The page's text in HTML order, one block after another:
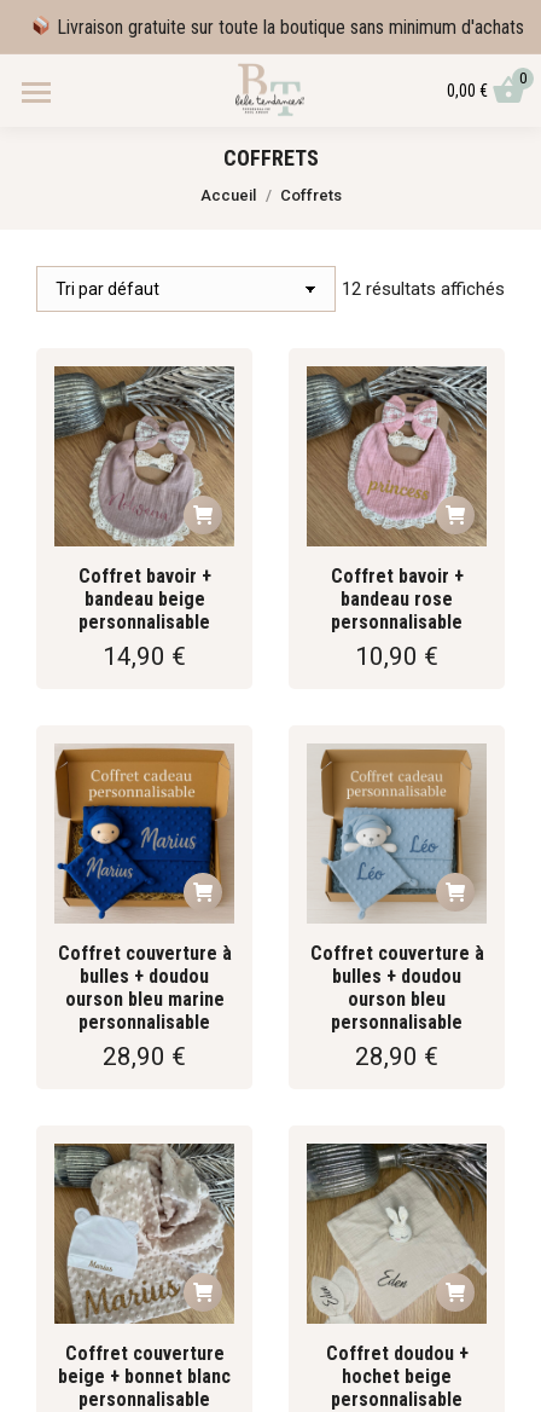
Livraison gratuite sur toute la boutique sans minimum d'achats
0,00 €
0
COFFRETS
Vous êtes ici :
Accueil Coffrets
12 résultats affichés
Coffret bavoir +
bandeau beige
personnalisable
14,90 €
Coffret bavoir +
bandeau rose
personnalisable
10,90 €
Coffret couverture à
bulles + doudou
ourson bleu marine
personnalisable
28,90 €
Coffret couverture à
bulles + doudou
ourson bleu
personnalisable
28,90 €
Coffret couverture
beige + bonnet blanc
personnalisable
Coffret doudou +
hochet beige
personnalisable